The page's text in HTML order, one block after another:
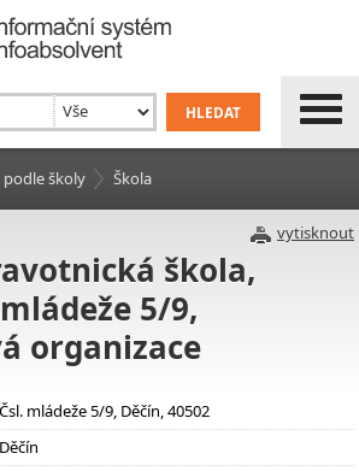
podle školy Škola
vytisknout
škola,
5/9,
organizace
Čsl. mládeže 5/9, Děčín, 40502
Děčín